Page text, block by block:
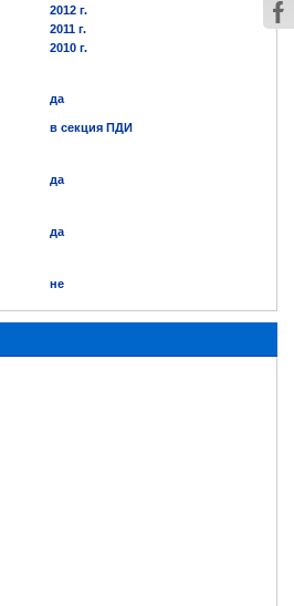
2012 г.
2011 г.
2010 г.
да
в секция ПДИ
да
да
не